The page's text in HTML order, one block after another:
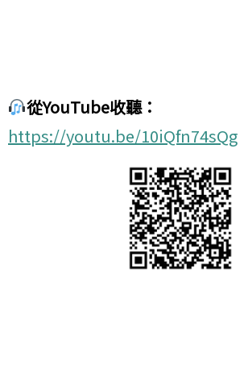
從YouTube收聽：
https://youtu.be/10iQfn74sQg